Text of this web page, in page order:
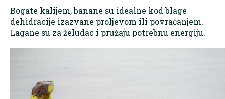
Bogate kalijem, banane su idealne kod blage
dehidracije izazvane proljevom ili povraćanjem.
Lagane su za želudac i pružaju potrebnu energiju.